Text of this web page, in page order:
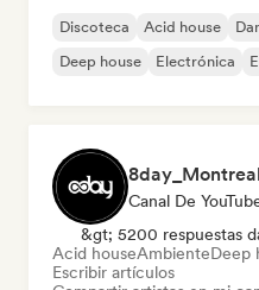
Discoteca Acid house
Deep house
Electrónica
8day_Montreal
&gt; 5200 respuestas
Acid houseAmbienteDeep
Escribir artículos